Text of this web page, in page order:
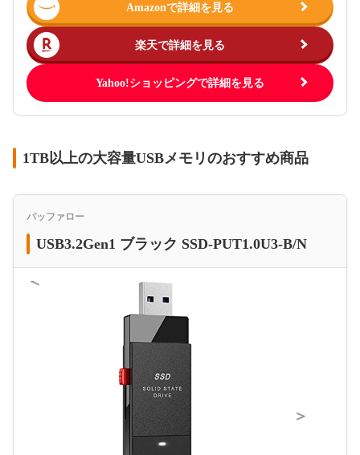
Amazonで詳細を見る
楽天で詳細を見る
Yahoo!ショッピングで詳細を見る
1TB以上の大容量USBメモリのおすすめ商品
バッファロー
USB3.2Gen1 ブラック SSD-PUT1.0U3-B/N
＜
＞